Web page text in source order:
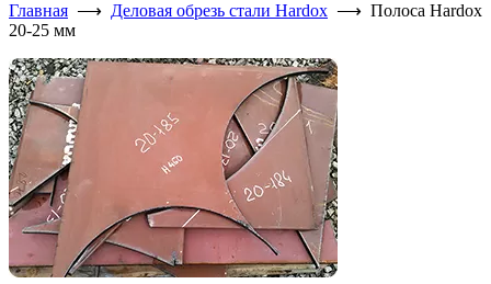
Главная ⟶ Деловая обрезь стали Hardox ⟶ Полоса Hardox
20-25 мм